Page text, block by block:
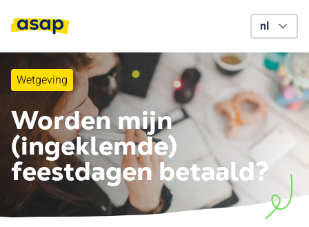
Wetgeving
Worden mijn
(ingeklemde)
feestdagen betaald?